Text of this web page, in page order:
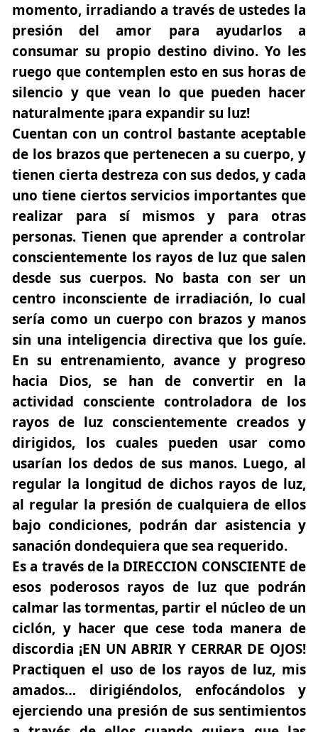
momento, irradiando a través de ustedes la
presión del amor para ayudarlos a
consumar su propio destino divino. Yo les
ruego que contemplen esto en sus horas de
silencio y que vean lo que pueden hacer
naturalmente ¡para expandir su luz!
Cuentan con un control bastante aceptable
de los brazos que pertenecen a su cuerpo, y
tienen cierta destreza con sus dedos, y cada
uno tiene ciertos servicios importantes que
realizar para sí mismos y para otras
personas. Tienen que aprender a controlar
conscientemente los rayos de luz que salen
desde sus cuerpos. No basta con ser un
centro inconsciente de irradiación, lo cual
sería como un cuerpo con brazos y manos
sin una inteligencia directiva que los guíe.
En su entrenamiento, avance y progreso
hacia Dios, se han de convertir en la
actividad consciente controladora de los
rayos de luz conscientemente creados y
dirigidos, los cuales pueden usar como
usarían los dedos de sus manos. Luego, al
regular la longitud de dichos rayos de luz,
al regular la presión de cualquiera de ellos
bajo condiciones, podrán dar asistencia y
sanación dondequiera que sea requerido.
Es a través de la DIRECCION CONSCIENTE de
esos poderosos rayos de luz que podrán
calmar las tormentas, partir el núcleo de un
ciclón, y hacer que cese toda manera de
discordia ¡EN UN ABRIR Y CERRAR DE OJOS!
Practiquen el uso de los rayos de luz, mis
amados… dirigiéndolos, enfocándolos y
ejerciendo una presión de sus sentimientos